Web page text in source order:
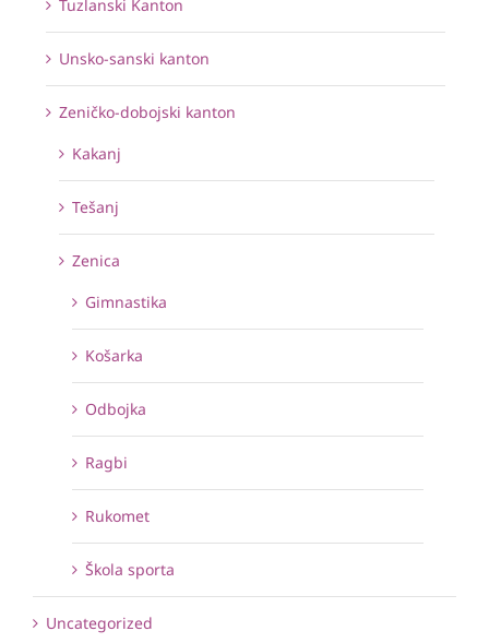
Tuzlanski Kanton
Unsko-sanski kanton
Zeničko-dobojski kanton
Kakanj
Tešanj
Zenica
Gimnastika
Košarka
Odbojka
Ragbi
Rukomet
Škola sporta
Uncategorized